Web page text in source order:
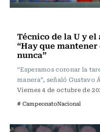
Técnico de la U y
“Hay que
nunca”
“Esperamos coronar la
manera”, señaló Gustavo
Viernes 4 de octubre de
# CampeonatoNacional